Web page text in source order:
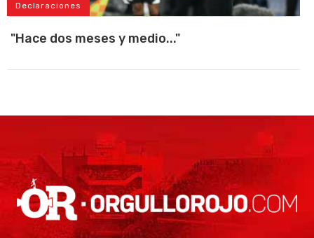
Declaraciones
"Hace dos meses y medio..."